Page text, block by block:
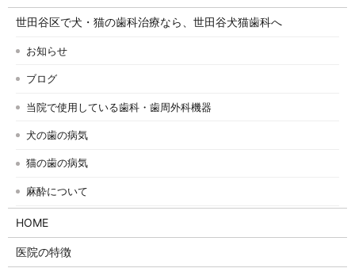
世田谷区で犬・猫の歯科治療なら、世田谷犬猫歯科へ
お知らせ
ブログ
当院で使用している歯科・歯周外科機器
犬の歯の病気
猫の歯の病気
麻酔について
HOME
医院の特徴